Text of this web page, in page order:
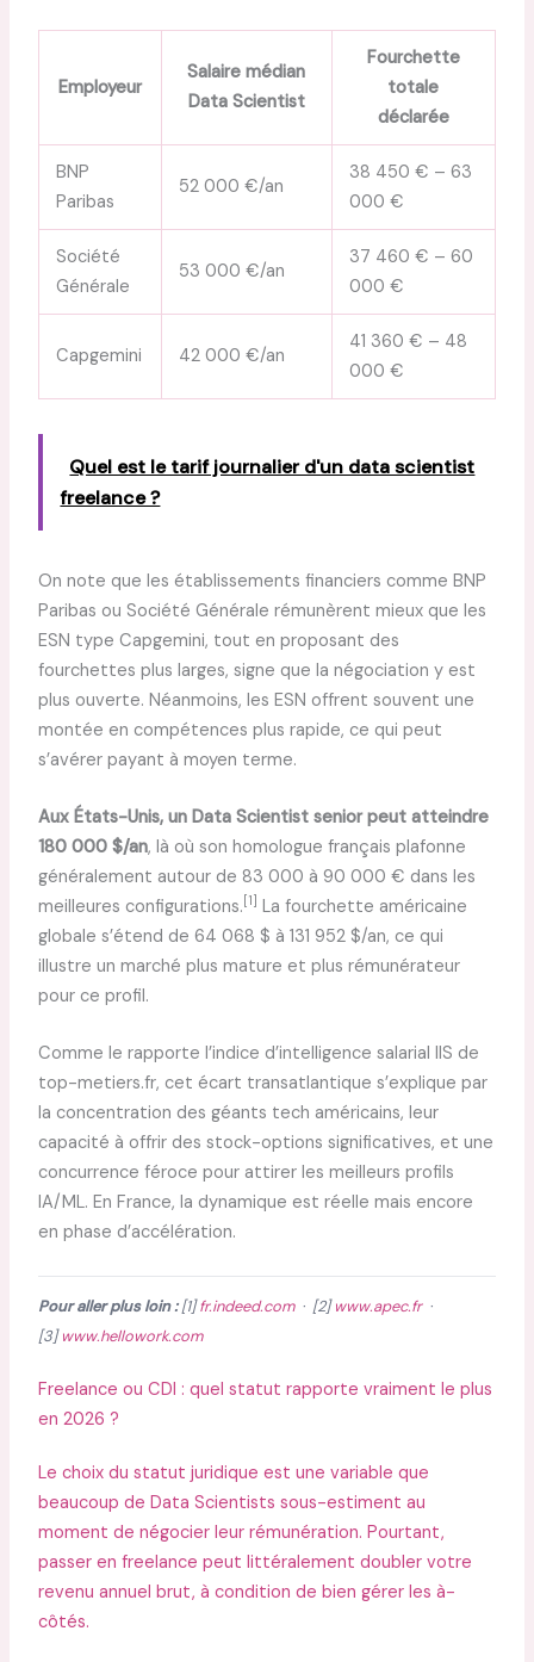
Employeur
Salaire médian
Data Scientist
Fourchette
totale
déclarée
BNP
Paribas
52 000 €/an
38 450 € – 63
000 €
Société
Générale
53 000 €/an
37 460 € – 60
000 €
Capgemini 42 000 €/an
41 360 € – 48
000 €
Quel est le tarif journalier d'un data scientist
freelance ?
On note que les établissements financiers comme BNP
Paribas ou Société Générale rémunèrent mieux que les
ESN type Capgemini, tout en proposant des
fourchettes plus larges, signe que la négociation y est
plus ouverte. Néanmoins, les ESN offrent souvent une
montée en compétences plus rapide, ce qui peut
s’avérer payant à moyen terme.
Aux États-Unis, un Data Scientist senior peut atteindre
180 000 $/an, là où son homologue français plafonne
généralement autour de 83 000 à 90 000 € dans les
meilleures configurations. [1] La fourchette américaine
globale s’étend de 64 068 $ à 131 952 $/an, ce qui
illustre un marché plus mature et plus rémunérateur
pour ce profil.
Comme le rapporte l’indice d’intelligence salarial IIS de
top-metiers.fr, cet écart transatlantique s’explique par
la concentration des géants tech américains, leur
capacité à offrir des stock-options significatives, et une
concurrence féroce pour attirer les meilleurs profils
IA/ML. En France, la dynamique est réelle mais encore
en phase d’accélération.
Pour aller plus loin :[1]fr.indeed.com· [2]www.apec.fr·
[3]www.hellowork.com
Freelance ou CDI : quel statut rapporte vraiment le plus
en 2026 ?
Le choix du statut juridique est une variable que
beaucoup de Data Scientists sous-estiment au
moment de négocier leur rémunération. Pourtant,
passer en freelance peut littéralement doubler votre
revenu annuel brut, à condition de bien gérer les à-
côtés.